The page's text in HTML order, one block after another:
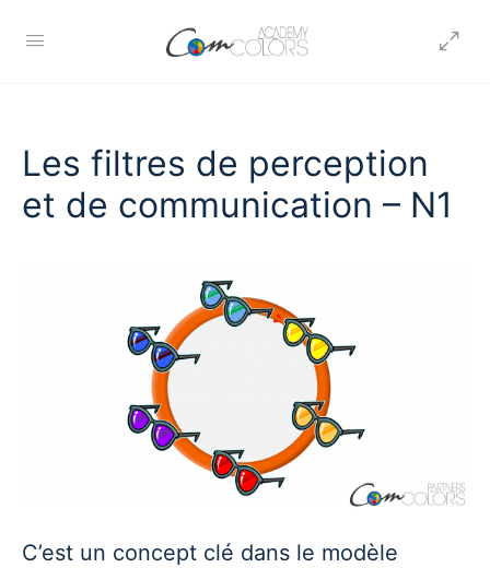
Les filtres de perception
et de communication – N1
C’est un concept clé dans le modèle